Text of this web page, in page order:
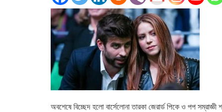
অবশেষে বিচ্ছেদ হলো বার্সেলোনা তারকা জেরার্ড পিকে ও পপ সম্রাজ্ঞী